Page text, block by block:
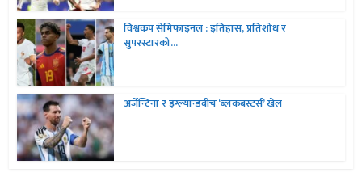
विश्वकप सेमिफाइनल : इतिहास, प्रतिशोध र
सुपरस्टारको...
अर्जेन्टिना र इंग्ल्यान्डबीच ‘ब्लकबस्टर्स’ खेल